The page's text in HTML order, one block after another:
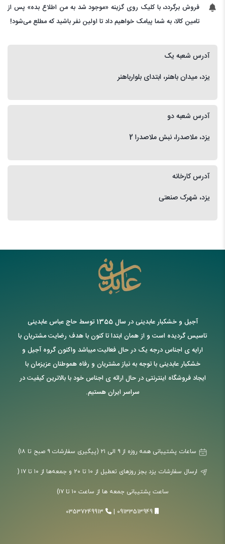
فروش برگردد، با کلیک روی گزینه «موجود شد به من اطلاع بده» پس از
تامین کالا، به شما پیامک خواهیم داد تا اولین نفر باشید که مطلع می‌شود!
آدرس شعبه یک
یزد، میدان باهنر، ابتدای بلوارباهنر
آدرس شعبه دو
یزد، ملاصدرا، نبش ملاصدرا 2
آدرس کارخانه
یزد، شهرک صنعتی
آجیل و خشکبار عابدینی در سال 1355 توسط حاج عباس عابدینی
تاسیس گردیده است و از همان ابتدا تا کنون با هدف رضایت مشتریان با
ارایه ی اجناس درجه یک در حال فعالیت میباشد واکنون گروه آجیل و
خشکبار عابدینی با توجه به نیاز مشتریان و رفاه هموطنان عزیزمان با
ایجاد فروشگاه اینترنتی در حال ارائه ی اجناس خود با بالاترین کیفیت در
سراسر ایران هستیم.
ارسال سفارشات یزد بجز روزهای تعطیل از ۱۰ تا ۲۰ و جمعه‌ها از ۱۰ تا ۱۷ (
ساعت پشتیبانی جمعه ها از ساعت ۱۰ تا ۱۷)
09133513949
03537249913